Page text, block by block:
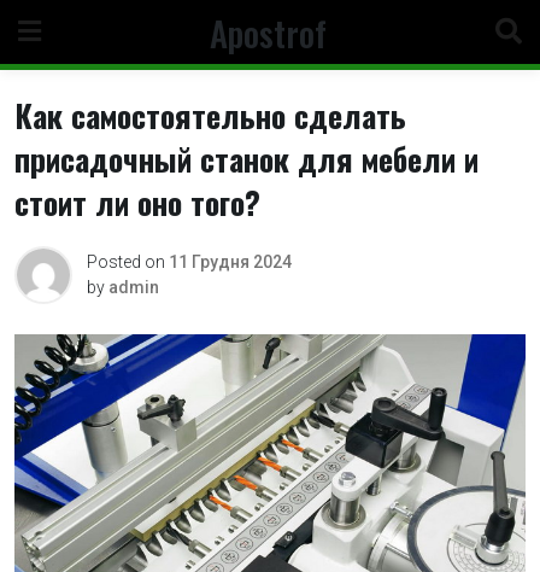
content
Apostrof
Как самостоятельно сделать
присадочный станок для мебели и
стоит ли оно того?
Posted on 11 Грудня 2024
by admin